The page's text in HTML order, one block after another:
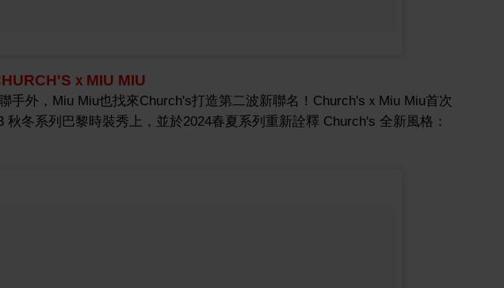
ｘMIU MIU
手外，Miu Miu也找來Church's打造第二波新聯名！Church'sｘMiu Miu首次
秋冬系列巴黎時裝秀上，並於2024春夏系列重新詮釋 Church's 全新風格：